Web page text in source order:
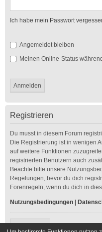
Ich habe mein Passwort
Angemeldet bleiben
Meinen Online-Status
Registrieren
Du musst in diesem Forum
Die Registrierung ist in wenigen
auf weitere Funktionen
registrierten Benutzern auch
Beachte bitte unsere
Regelungen, bevor du dich
Forenregeln, wenn du dich in
Nutzungsbedingungen